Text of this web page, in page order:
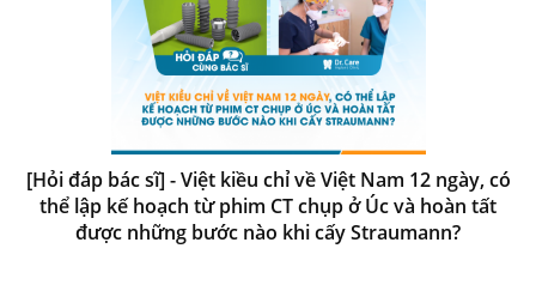
[Hỏi đáp bác sĩ] - Việt kiều chỉ về Việt Nam 12 ngày, có
thể lập kế hoạch từ phim CT chụp ở Úc và hoàn tất
được những bước nào khi cấy Straumann?